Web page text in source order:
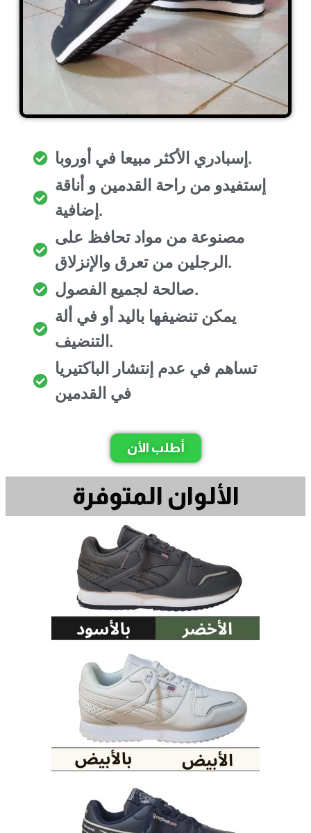
إسبادري الأكثر مبيعا في أوروبا.
إستفيدو من راحة القدمين و أناقة
إضافية.
مصنوعة من مواد تحافظ على
الرجلين من تعرق والإنزلاق.
صالحة لجميع الفصول.
يمكن تنضيفها باليد أو في ألة
التنضيف.
تساهم في عدم إنتشار الباكتيريا
في القدمين
أطلب الأن
الألوان المتوفرة